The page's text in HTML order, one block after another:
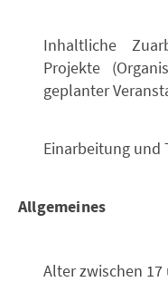
Inhaltliche
Projekte
geplanter
Einarbeitung und
Allgemeines
Alter zwischen